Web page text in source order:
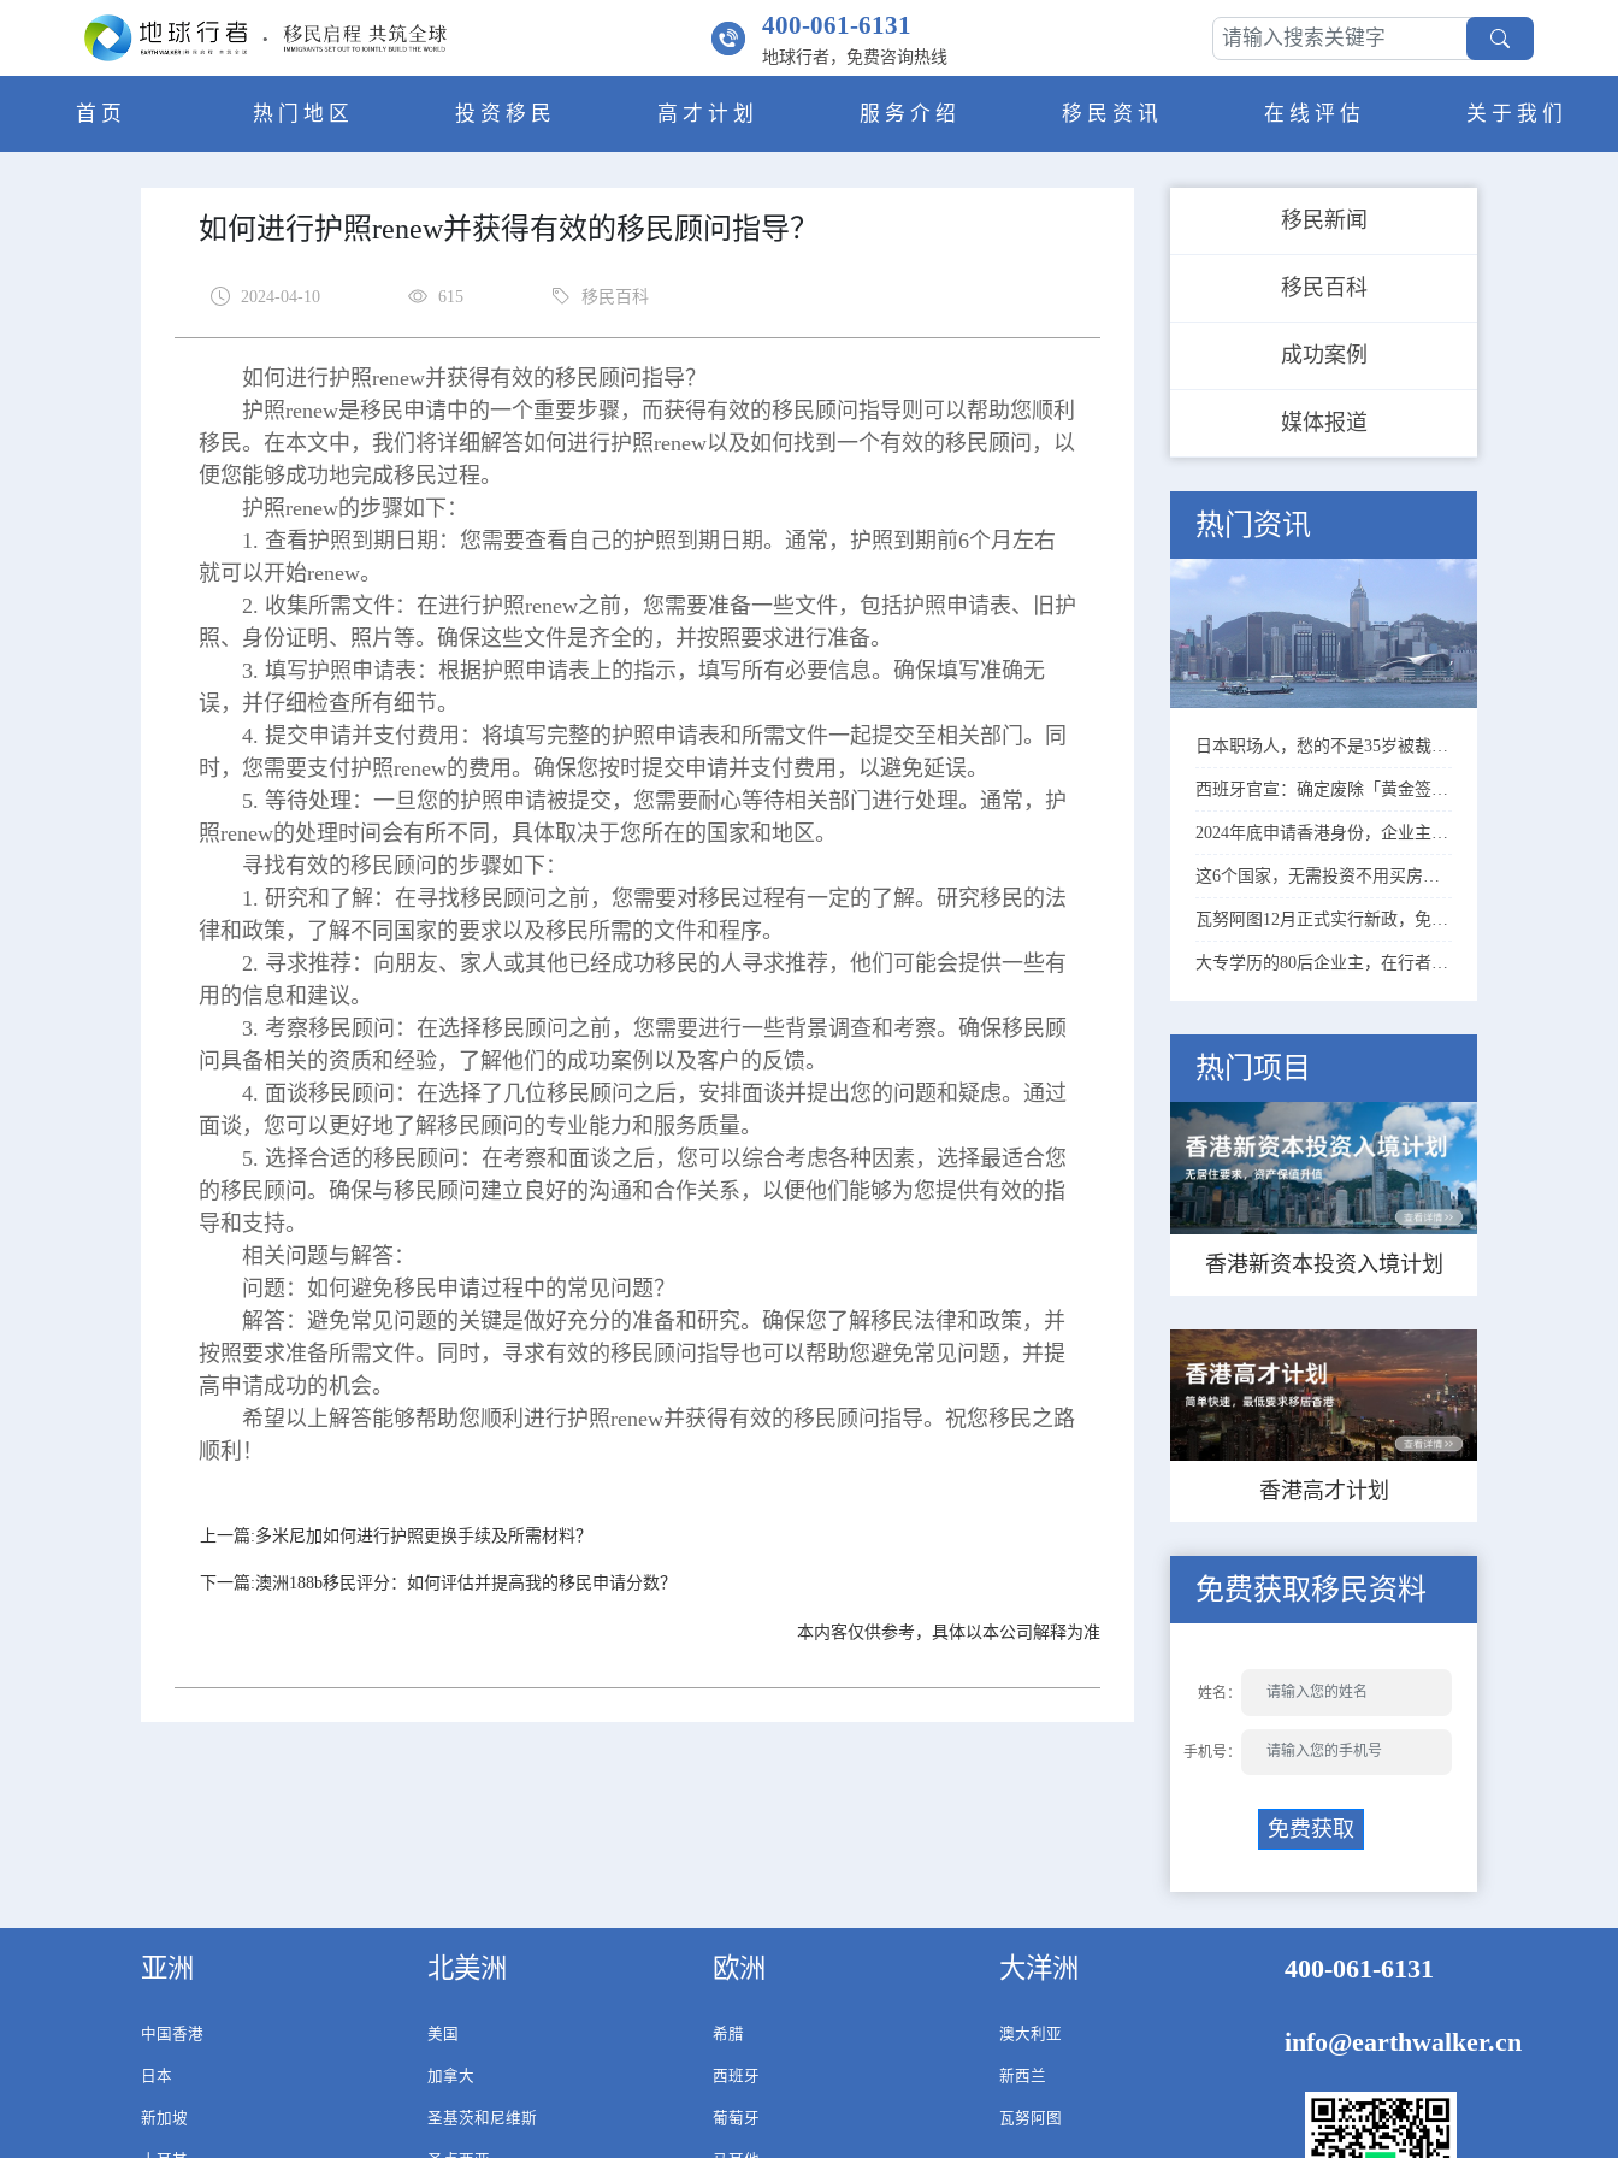
400-061-6131
地球行者，免费咨询热线
首页 热门地区 投资移民 高才计划 服务介绍 移民资讯 在线评估 关于我们
如何进行护照renew并获得有效的移民顾问指导？
2024-04-10 615 移民百科
如何进行护照renew并获得有效的移民顾问指导？
护照renew是移民申请中的一个重要步骤，而获得有效的移民顾问指导则可以帮助您顺利
移民。在本文中，我们将详细解答如何进行护照renew以及如何找到一个有效的移民顾问，以
便您能够成功地完成移民过程。
护照renew的步骤如下：
1. 查看护照到期日期：您需要查看自己的护照到期日期。通常，护照到期前6个月左右
就可以开始renew。
2. 收集所需文件：在进行护照renew之前，您需要准备一些文件，包括护照申请表、旧护
照、身份证明、照片等。确保这些文件是齐全的，并按照要求进行准备。
3. 填写护照申请表：根据护照申请表上的指示，填写所有必要信息。确保填写准确无
误，并仔细检查所有细节。
4. 提交申请并支付费用：将填写完整的护照申请表和所需文件一起提交至相关部门。同
时，您需要支付护照renew的费用。确保您按时提交申请并支付费用，以避免延误。
5. 等待处理：一旦您的护照申请被提交，您需要耐心等待相关部门进行处理。通常，护
照renew的处理时间会有所不同，具体取决于您所在的国家和地区。
寻找有效的移民顾问的步骤如下：
1. 研究和了解：在寻找移民顾问之前，您需要对移民过程有一定的了解。研究移民的法
律和政策，了解不同国家的要求以及移民所需的文件和程序。
2. 寻求推荐：向朋友、家人或其他已经成功移民的人寻求推荐，他们可能会提供一些有
用的信息和建议。
3. 考察移民顾问：在选择移民顾问之前，您需要进行一些背景调查和考察。确保移民顾
问具备相关的资质和经验，了解他们的成功案例以及客户的反馈。
4. 面谈移民顾问：在选择了几位移民顾问之后，安排面谈并提出您的问题和疑虑。通过
面谈，您可以更好地了解移民顾问的专业能力和服务质量。
5. 选择合适的移民顾问：在考察和面谈之后，您可以综合考虑各种因素，选择最适合您
的移民顾问。确保与移民顾问建立良好的沟通和合作关系，以便他们能够为您提供有效的指
导和支持。
相关问题与解答：
问题：如何避免移民申请过程中的常见问题？
解答：避免常见问题的关键是做好充分的准备和研究。确保您了解移民法律和政策，并
按照要求准备所需文件。同时，寻求有效的移民顾问指导也可以帮助您避免常见问题，并提
高申请成功的机会。
希望以上解答能够帮助您顺利进行护照renew并获得有效的移民顾问指导。祝您移民之路
顺利！
上一篇:多米尼加如何进行护照更换手续及所需材料？
下一篇:澳洲188b移民评分：如何评估并提高我的移民申请分数？
本内客仅供参考，具体以本公司解释为准
移民新闻
移民百科
成功案例
媒体报道
热门资讯
日本职场人，愁的不是35岁被裁、而是60岁没法退休……
西班牙官宣：确定废除「黄金签证」、25年起实行！
2024年底申请香港身份，企业主比高学历精英更吃香！
这6个国家，无需投资不用买房，有存款就能移民！
瓦努阿图12月正式实行新政，免登录拿护照进入倒计时……
大专学历的80后企业主，在行者协助下成功拿到香港身份！
热门项目
香港新资本投资入境计划
香港高才计划
免费获取移民资料
姓名：
手机号：
免费获取
亚洲
中国香港
日本
新加坡
北美洲
美国
加拿大
圣基茨和尼维斯
欧洲
希腊
西班牙
葡萄牙
大洋洲
澳大利亚
新西兰
瓦努阿图
400-061-6131
info@earthwalker.cn